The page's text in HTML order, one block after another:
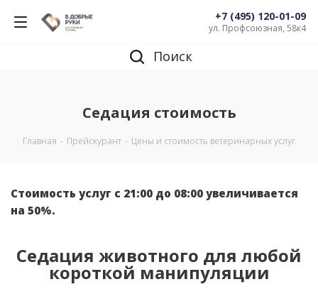
+7 (495) 120-01-09
ул. Профсоюзная, 58к4
Поиск
Седация стоимость
Главная - Прейскурант - Цены и стоимость ветеринарных услуг
Стоимость услуг с 21:00 до 08:00 увеличивается
на 50%.
Седация животного для любой
короткой манипуляции